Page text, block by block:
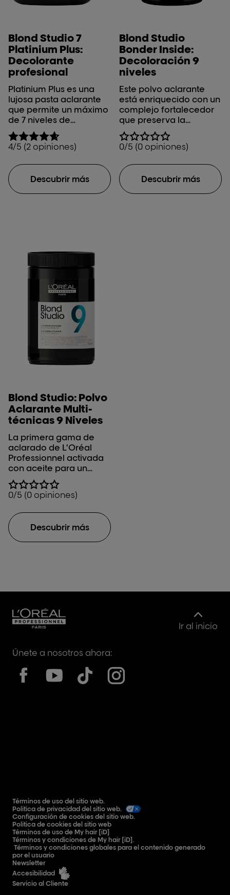
Blond Studio 7
Platinium Plus:
Decolorante
profesional
Platinium Plus es una
lujosa pasta aclarante
que permite un máximo
de 7 niveles de
aclarado.
4/5 (2 opiniones)
Descubrir más
Blond Studio
Bonder Inside:
Decoloración 9
niveles
Este polvo aclarante
está enriquecido con un
complejo fortalecedor
que preserva la
integridad del cabello
durante el proceso de
aclarado. ¡Sin mezcla
Ideal para una clientela
consciente de los
daños, la prioridad
0/5 (0 opiniones)
Descubrir más
Blond Studio: Polvo
Aclarante Multi-
técnicas 9 Niveles
La primera gama de
aclarado de L’Oréal
Professionnel activada
con aceite para un
máximo de 9 niveles de
aclarado.
0/5 (0 opiniones)
Descubrir más
Ir al inicio
Únete a nosotros ahora:
Términos de uso del sitio web.
Política de privacidad del sitio web.
Configuración de cookies del sitio web.
Política de cookies del sitio web
Términos de uso de My hair [iD]
Términos y condiciones de My hair [iD].
Términos y condiciones globales para el contenido generado
por el usuario
Newsletter
Accesibilidad
Servicio al Cliente